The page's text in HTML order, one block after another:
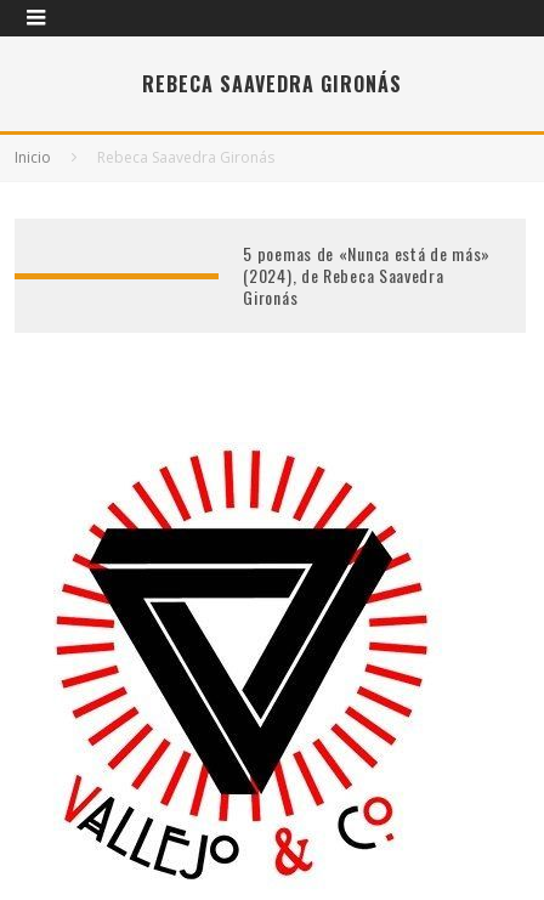
REBECA SAAVEDRA GIRONÁS
Inicio Rebeca Saavedra Gironás
5 poemas de «Nunca está de más»
(2024), de Rebeca Saavedra
Gironás